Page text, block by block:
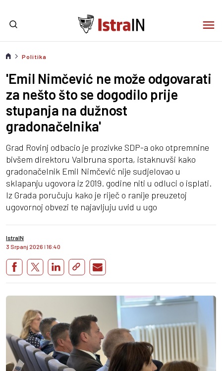
Politika
'Emil Nimčević ne može odgovarati
za nešto što se dogodilo prije
stupanja na dužnost
gradonačelnika'
Grad Rovinj odbacio je prozivke SDP-a oko otpremnine
bivšem direktoru Valbruna sporta, istaknuvši kako
gradonačelnik Emil Nimčević nije sudjelovao u
sklapanju ugovora iz 2019. godine niti u odluci o isplati.
Iz Grada poručuju kako je riječ o ranije preuzetoj
ugovornoj obvezi te najavljuju uvid u ugo
IstraIN
3 Srpanj 2026 I 16:40